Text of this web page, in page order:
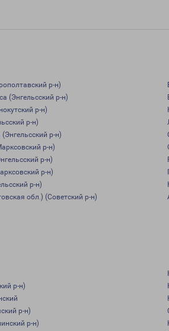
р-н)
(Энгельсский р-н)
р-н)
р-н)
р-н)
р-н)
р-н)
р-н)
р-н)
обл.) (Советский р-н)
р-н)
р-н)
р-н)